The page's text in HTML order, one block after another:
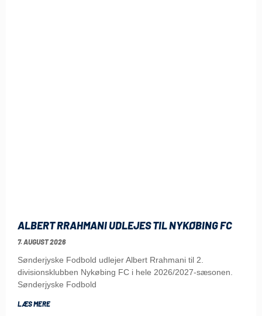
ALBERT RRAHMANI UDLEJES TIL NYKØBING FC
7. AUGUST 2026
Sønderjyske Fodbold udlejer Albert Rrahmani til 2.
divisionsklubben Nykøbing FC i hele 2026/2027-sæsonen.
Sønderjyske Fodbold
LÆS MERE